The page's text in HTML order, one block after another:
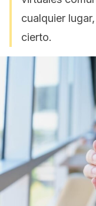
cualquier
cierto.